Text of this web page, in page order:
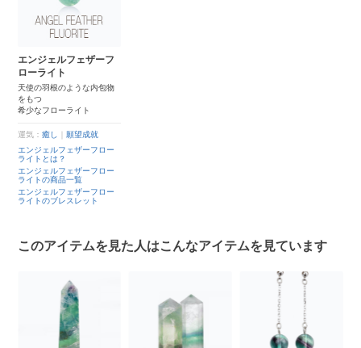
エンジェルフェザーフ
ローライト
天使の羽根のような内包物
をもつ
希少なフローライト
運気：癒し
願望成就
エンジェルフェザーフロー
ライトとは？
エンジェルフェザーフロー
ライトの商品一覧
エンジェルフェザーフロー
ライトのブレスレット
このアイテムを見た人はこんなアイテムを見ています